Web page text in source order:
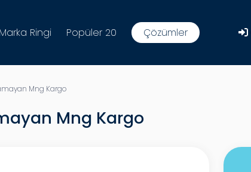
Marka Ringi Popüler 20 Çözümler
Mng Kargo
Mng Kargo